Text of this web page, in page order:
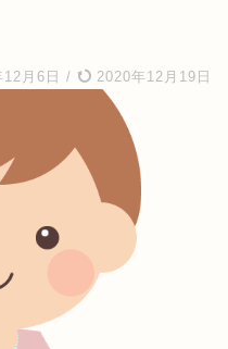
月6日 / 2020年12月19日